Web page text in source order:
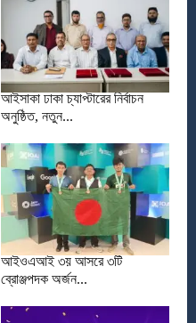
আইসাকা ঢাকা চ্যাপ্টারের নির্বাচন
অনুষ্ঠিত, নতুন...
আইওএআই ৩য় আসরে ৩টি
ব্রোঞ্জপদক অর্জন...